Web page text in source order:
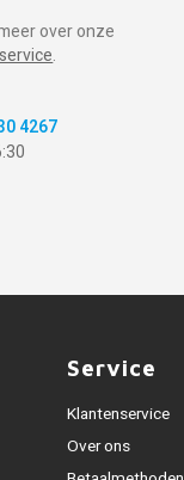
over onze
.
4267
Service
Klantenservice
Over ons